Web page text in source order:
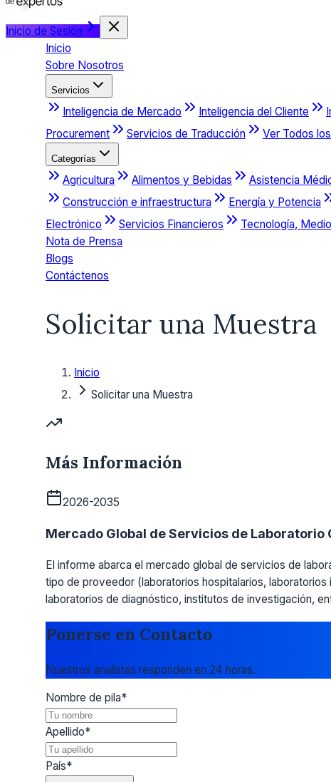
Inicio de Sesión
Inicio
Sobre Nosotros
Servicios
Inteligencia de Mercado Inteligencia del Cliente
Procurement
Servicios de Traducción Ver Todos
Categorías
Agricultura Alimentos y Bebidas Asistencia
Construcción e infraestructura
Energía y Potencia
Electrónico
Servicios Financieros Tecnología,
Nota de Prensa
Blogs
Contáctenos
Solicitar una Muestra
Inicio
Solicitar una Muestra
Más Información
2026-2035
Mercado Global de Servicios de Laboratorio
El informe abarca el mercado global de servicios de
tipo de proveedor (laboratorios hospitalarios,
laboratorios de diagnóstico, institutos de investigación,
Ponerse en Contacto
Nuestros analistas responden en 24 horas.
Nombre de pila*
Apellido*
País*